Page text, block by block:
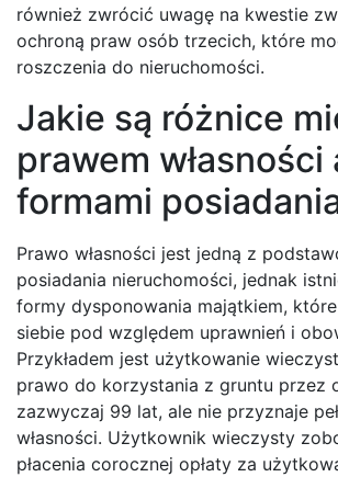
również zwrócić uwagę na kwestie
ochroną praw osób trzecich, które
roszczenia do nieruchomości.
Jakie są różnice
prawem własności
formami
Prawo własności jest jedną z
posiadania nieruchomości, jednak
formy dysponowania majątkiem,
siebie pod względem uprawnień i
Przykładem jest użytkowanie
prawo do korzystania z gruntu przez
zazwyczaj 99 lat, ale nie przyznaje
własności. Użytkownik wieczysty
płacenia corocznej opłaty za